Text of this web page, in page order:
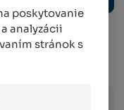
poskytovanie
analyzácii
stránok s